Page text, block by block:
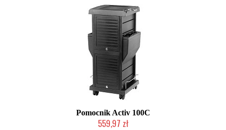
Pomocnik Activ 100C
559,97 zł